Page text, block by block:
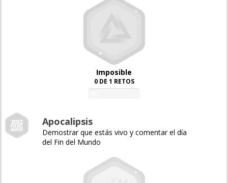
Imposible
0 DE 1 RETOS
Apocalipsis
Demostrar que estás vivo y comentar el día
del Fin del Mundo